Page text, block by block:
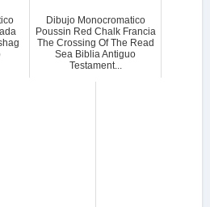
Dibujo Monocromatico
Poussin Red Chalk Francia
The Crossing Of The Read
Sea Biblia Antiguo
Testament...